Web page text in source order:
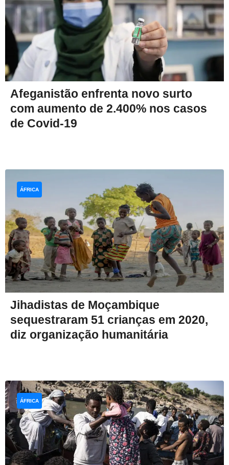
Afeganistão enfrenta novo surto
com aumento de 2.400% nos casos
de Covid-19
Jihadistas de Moçambique
sequestraram 51 crianças em 2020,
diz organização humanitária
ÁFRICA
ÁFRICA